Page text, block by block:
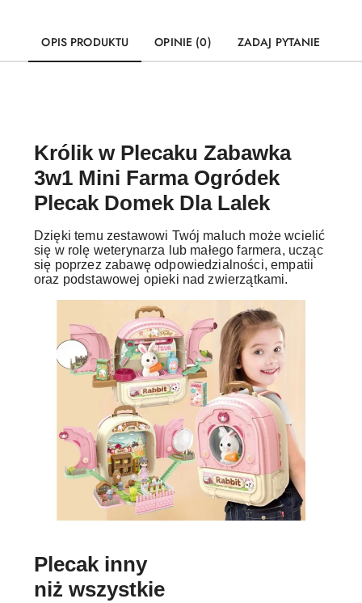
OPIS PRODUKTU OPINIE (0) ZADAJ PYTANIE
Królik w Plecaku Zabawka
3w1 Mini Farma Ogródek
Plecak Domek Dla Lalek
Dzięki temu zestawowi Twój maluch może wcielić
się w rolę weterynarza lub małego farmera, ucząc
się poprzez zabawę odpowiedzialności, empatii
oraz podstawowej opieki nad zwierzątkami.
Plecak inny
niż wszystkie